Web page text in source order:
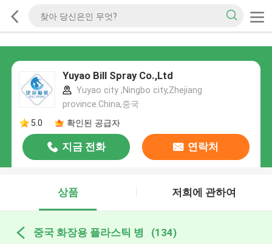
Yuyao Bill Spray Co.,Ltd
Yuyao city ,Ningbo city,Zhejiang
province.China,중국
5.0
확인된 공급자
지금 전화 연락처
상품 저희에 관하여
중국 화장용 플라스틱 병 (134)